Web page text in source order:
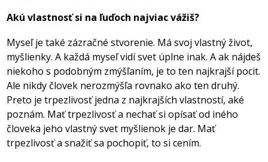
Akú vlastnosť si na ľuďoch najviac vážiš?
Myseľ je také zázračné stvorenie. Má svoj vlastný život,
myšlienky. A každá myseľ vidí svet úplne inak. A ak nájdeš
niekoho s podobným zmýšľaním, je to ten najkrajší pocit.
Ale nikdy človek nerozmýšľa rovnako ako ten druhý.
Preto je trpezlivosť jedna z najkrajších vlastností, aké
poznám. Mať trpezlivosť a nechať si opísať od iného
človeka jeho vlastný svet myšlienok je dar. Mať
trpezlivosť a snažiť sa pochopiť, to si cením.